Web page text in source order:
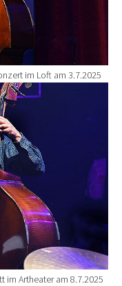
im Loft am 3.7.2025
im Artheater am 8.7.2025